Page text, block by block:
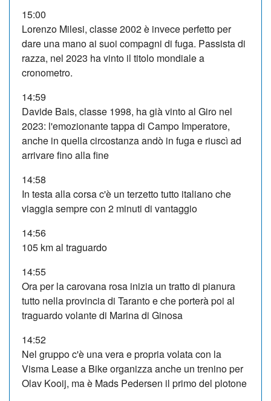
15:00
Lorenzo Milesi, classe 2002 è invece perfetto per
dare una mano ai suoi compagni di fuga. Passista di
razza, nel 2023 ha vinto il titolo mondiale a
cronometro.
14:59
Davide Bais, classe 1998, ha già vinto al Giro nel
2023: l'emozionante tappa di Campo Imperatore,
anche in quella circostanza andò in fuga e riuscì ad
arrivare fino alla fine
14:58
In testa alla corsa c'è un terzetto tutto italiano che
viaggia sempre con 2 minuti di vantaggio
14:56
105 km al traguardo
14:55
Ora per la carovana rosa inizia un tratto di pianura
tutto nella provincia di Taranto e che porterà poi al
traguardo volante di Marina di Ginosa
14:52
Nel gruppo c'è una vera e propria volata con la
Visma Lease a Bike organizza anche un trenino per
Olav Kooij, ma è Mads Pedersen il primo del plotone